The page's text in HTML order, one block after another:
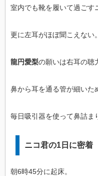
室内でも靴を履いて過ごす
更に左耳がほぼ聞こえない。
龍円愛梨の願いは右耳の聴
鼻から耳を通る管が細いた
毎日吸引器を使って鼻詰ま
ニコ君の1日に密着
朝6時45分に起床。